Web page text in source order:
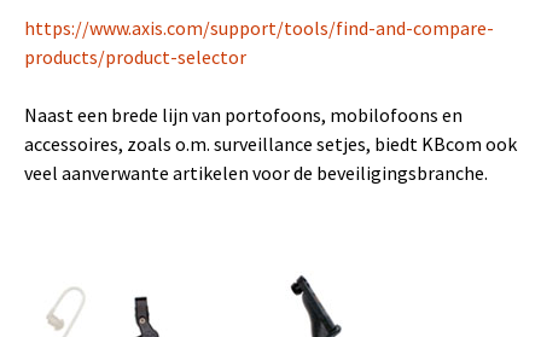
https://www.axis.com/support/tools/find-and-compare-
products/product-selector
Naast een brede lijn van portofoons, mobilofoons en
accessoires, zoals o.m. surveillance setjes, biedt KBcom ook
veel aanverwante artikelen voor de beveiligingsbranche.